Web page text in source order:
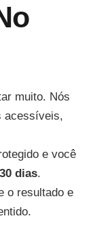
muito. Nós
acessíveis,
e você
dias.
o resultado e